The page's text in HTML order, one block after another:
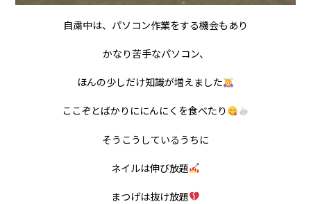
自粛中は、パソコン作業をする機会もあり
かなり苦手なパソコン、
ほんの少しだけ知識が増えました
ここぞとばかりににんにくを食べたり
そうこうしているうちに
ネイルは伸び放題
まつげは抜け放題